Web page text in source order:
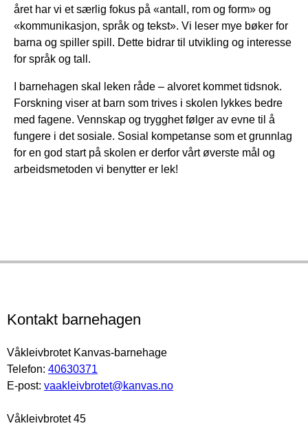
året har vi et særlig fokus på «antall, rom og form» og
«kommunikasjon, språk og tekst». Vi leser mye bøker for
barna og spiller spill. Dette bidrar til utvikling og interesse
for språk og tall.
I barnehagen skal leken råde – alvoret kommet tidsnok.
Forskning viser at barn som trives i skolen lykkes bedre
med fagene. Vennskap og trygghet følger av evne til å
fungere i det sosiale. Sosial kompetanse som et grunnlag
for en god start på skolen er derfor vårt øverste mål og
arbeidsmetoden vi benytter er lek!
Kontakt barnehagen
Våkleivbrotet Kanvas-barnehage
Telefon: 40630371
E-post: vaakleivbrotet@kanvas.no
Våkleivbrotet 45